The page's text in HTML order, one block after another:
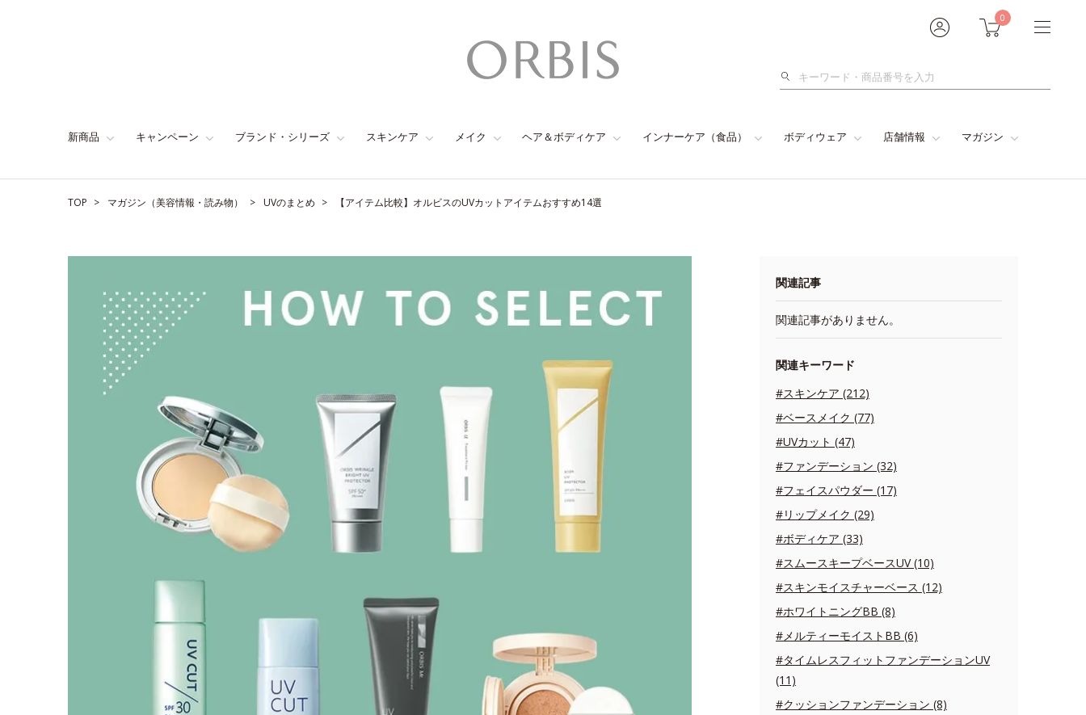
0
検
新商品 キャンペーン ブランド・シリーズ スキンケア メイク ヘア＆ボディケア インナーケア（食品） ボディウェア 店舗情報 マガジン
TOP マガジン（美容情報・読み物） UVのまとめ 【アイテム比較】オルビスのUVカットアイテムおすすめ14選
関連記事
関連記事がありません。
関連キーワード
#スキンケア (212)
#ベースメイク (77)
#UVカット (47)
#ファンデーション (32)
#フェイスパウダー (17)
#リップメイク (29)
#ボディケア (33)
#スムースキープベースUV (10)
#スキンモイスチャーベース (12)
#ホワイトニングBB (8)
#メルティーモイストBB (6)
#タイムレスフィットファンデーションUV
(11)
#クッションファンデーション (8)